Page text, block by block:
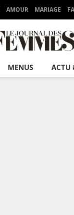
AMOUR MARIAGE
MENUS ACTU